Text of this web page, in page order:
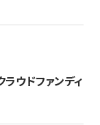
ウドファンディ